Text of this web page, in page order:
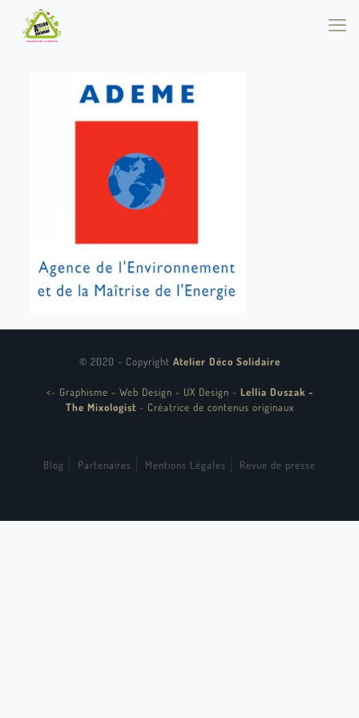
© 2020 - Copyright Atelier Déco Solidaire
<- Graphisme - Web Design - UX Design - Lellia Duszak -
The Mixologist - Créatrice de contenus originaux
Blog Partenaires Mentions Légales Revue de presse